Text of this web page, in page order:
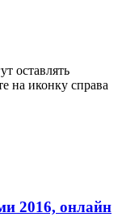
оставлять
на иконку справа
2016, онлайн